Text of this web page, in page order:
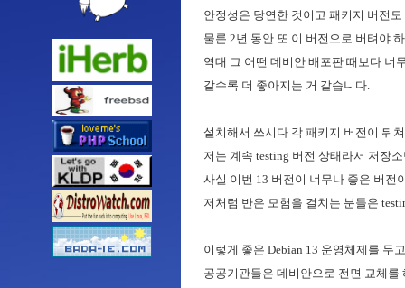
안정성은 당연한 것이고 패키지 버전
물론 2년 동안 또 이 버전으로 버텨야
역대 그 어떤 데비안 배포판 때보다 너
갈수록 더 좋아지는 거 같습니다.
설치해서 쓰시다 각 패키지 버전이 뒤
저는 계속 testing 버전 상태라서 저장
사실 이번 13 버전이 너무나 좋은 버전
저처럼 반은 모험을 걸치는 분들은
이렇게 좋은 Debian 13 운영체제를 두
공공기관들은 데비안으로 전면 교체